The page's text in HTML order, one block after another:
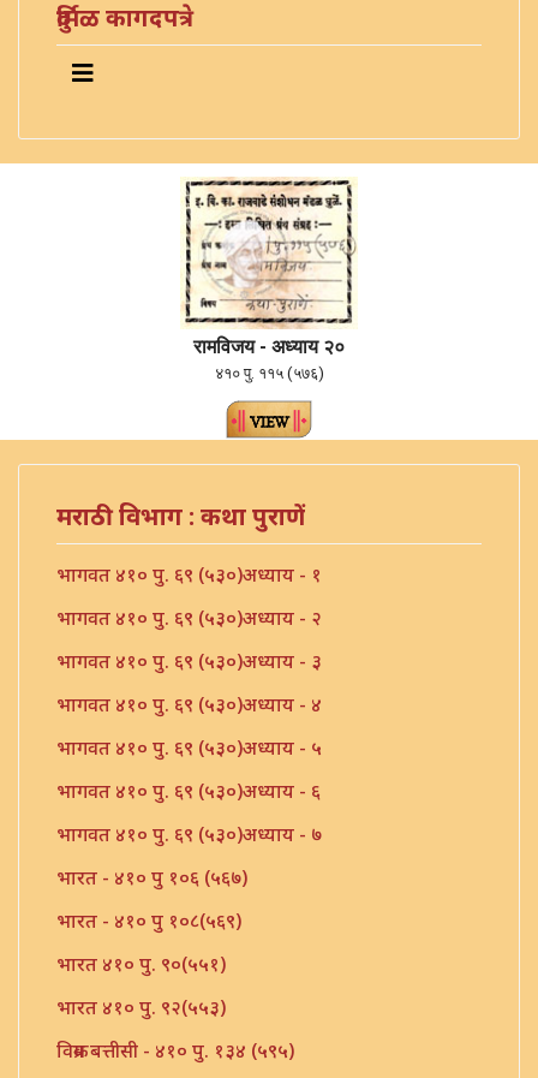
दुर्मिळ कागदपत्रे
रामविजय - अध्याय २०
४१० पु. ११५ (५७६)
मराठी विभाग : कथा पुराणें
भागवत ४१० पु. ६९ (५३०)अध्याय - १
भागवत ४१० पु. ६९ (५३०)अध्याय - २
भागवत ४१० पु. ६९ (५३०)अध्याय - ३
भागवत ४१० पु. ६९ (५३०)अध्याय - ४
भागवत ४१० पु. ६९ (५३०)अध्याय - ५
भागवत ४१० पु. ६९ (५३०)अध्याय - ६
भागवत ४१० पु. ६९ (५३०)अध्याय - ७
भारत - ४१० पु १०६ (५६७)
भारत - ४१० पु १०८(५६९)
भारत ४१० पु. ९०(५५१)
भारत ४१० पु. ९२(५५३)
विक्रम बत्तीसी - ४१० पु. १३४ (५९५)